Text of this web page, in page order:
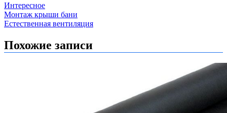
Интересное
Навигация
по
записям
Монтаж крыши бани
Естественная вентиляция
Похожие записи